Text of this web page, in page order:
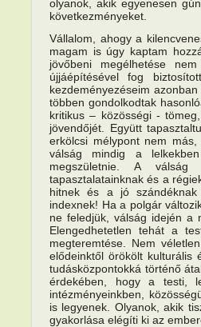
olyanok, akik egyenesen
következményeket.
Vállalom, ahogy a
magam is úgy kaptam
jövőbeni megélhetése
újjáépítésével fog
kezdeményezéseim
többen gondolkodtak
kritikus – közösségi -
jövendőjét. Együtt
erkölcsi mélypont nem
válság mindig a
megszületnie. A
tapasztalatainknak és a
hitnek és a jó
indexnek! Ha a polgár
ne feledjük, válság idején a
Elengedhetetlen tehát a
megteremtése. Nem
elődeinktől örökölt kulturális
tudásközpontokká történő
érdekében, hogy a testi,
intézményeinkben,
is legyenek. Olyanok, akik
gyakorlása elégíti ki az